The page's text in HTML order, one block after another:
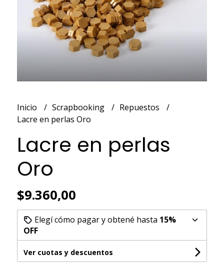
Inicio Scrapbooking
Repuestos
Lacre en perlas Oro
Lacre en perlas
Oro
$9.360,00
Elegí cómo pagar y obtené hasta 15%
OFF
Ver cuotas y descuentos